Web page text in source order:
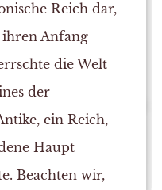
Reich dar,
Anfang
die Welt
der
ein Reich,
Haupt
Beachten wir,